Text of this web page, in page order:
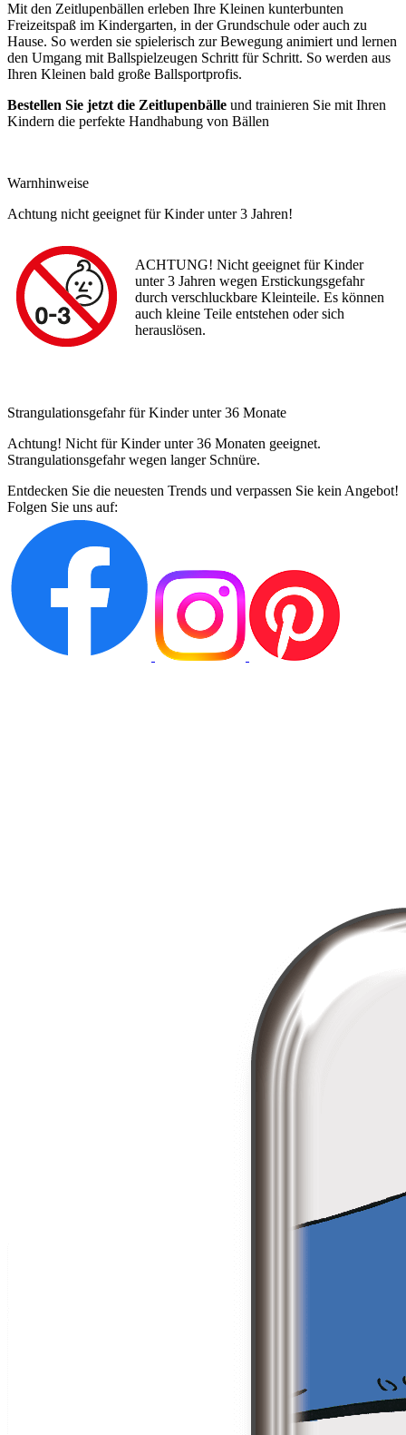
Mit den Zeitlupenbällen erleben Ihre Kleinen kunterbunten
Freizeitspaß im Kindergarten, in der Grundschule oder auch zu
Hause. So werden sie spielerisch zur Bewegung animiert und lernen
den Umgang mit Ballspielzeugen Schritt für Schritt. So werden aus
Ihren Kleinen bald große Ballsportprofis.
Bestellen Sie jetzt die Zeitlupenbälle und trainieren Sie mit Ihren
Kindern die perfekte Handhabung von Bällen
Warnhinweise
Achtung nicht geeignet für Kinder unter 3 Jahren!
ACHTUNG! Nicht geeignet für Kinder
unter 3 Jahren wegen Erstickungsgefahr
durch verschluckbare Kleinteile. Es können
auch kleine Teile entstehen oder sich
herauslösen.
Strangulationsgefahr für Kinder unter 36 Monate
Achtung! Nicht für Kinder unter 36 Monaten geeignet.
Strangulationsgefahr wegen langer Schnüre.
Entdecken Sie die neuesten Trends und verpassen Sie kein Angebot!
Folgen Sie uns auf: